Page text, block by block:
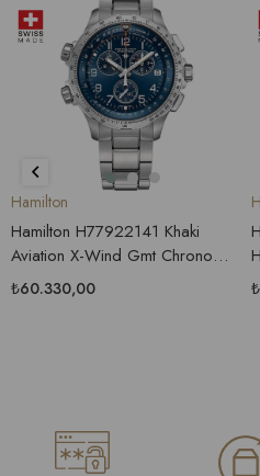
Hamilton
Hamilton H77922141 Khaki
Aviation X-Wind Gmt Chrono
Erkek Saati
₺60.330,00